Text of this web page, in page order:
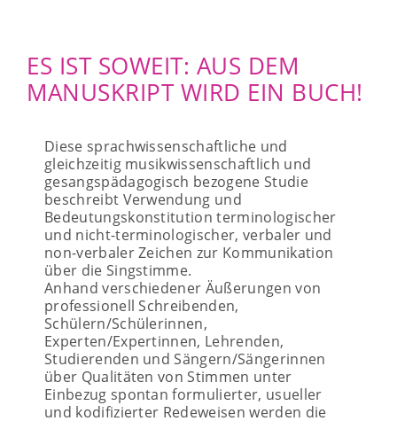
ES IST SOWEIT: AUS DEM
MANUSKRIPT WIRD EIN BUCH!
Diese sprachwissenschaftliche und
gleichzeitig musikwissenschaftlich und
gesangspädagogisch bezogene Studie
beschreibt Verwendung und
Bedeutungskonstitution terminologischer
und nicht-terminologischer, verbaler und
non-verbaler Zeichen zur Kommunikation
über die Singstimme.
Anhand verschiedener Äußerungen von
professionell Schreibenden,
Schülern/Schülerinnen,
Experten/Expertinnen, Lehrenden,
Studierenden und Sängern/Sängerinnen
über Qualitäten von Stimmen unter
Einbezug spontan formulierter, usueller
und kodifizierter Redeweisen werden die